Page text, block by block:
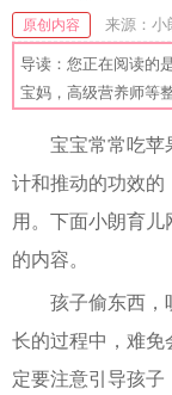
原创内容 来源：小
收藏：50 分享：76
导读：您正在阅读的
宝妈，高级营养师等
宝宝常常吃苹
计和推动的功效的
用。下面小朗育
的内容。
孩子偷东西，
长的过程中，难免
定要注意引导孩子